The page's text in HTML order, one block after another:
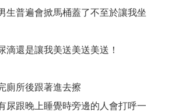
生普遍會掀馬桶蓋了不至於讓我坐
滴還是讓我美送美送美送！
廁所後跟著進去擦
尿跟晚上睡覺時旁邊的人會打呼一